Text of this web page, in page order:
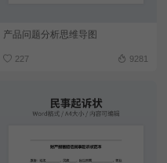
产品问题分析思维导图
227 9281